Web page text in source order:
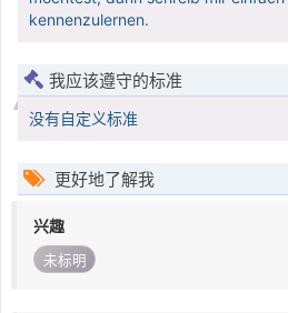
kennenzulernen.
我应该遵守的标准
没有自定义标准
更好地了解我
兴趣
未标明